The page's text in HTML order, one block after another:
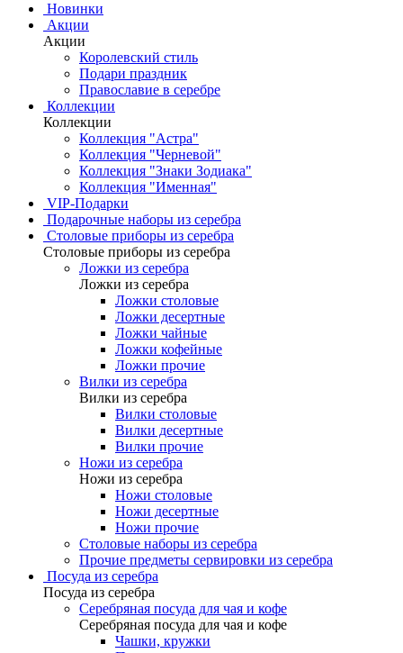
Новинки
Акции
Акции
Королевский стиль
Подари праздник
Православие в серебре
Коллекции
Коллекции
Коллекция "Астра"
Коллекция "Черневой"
Коллекция "Знаки Зодиака"
Коллекция "Именная"
VIP-Подарки
Подарочные наборы из серебра
Столовые приборы из серебра
Столовые приборы из серебра
Ложки из серебра
Ложки из серебра
Ложки столовые
Ложки десертные
Ложки чайные
Ложки кофейные
Ложки прочие
Вилки из серебра
Вилки из серебра
Вилки столовые
Вилки десертные
Вилки прочие
Ножи из серебра
Ножи из серебра
Ножи столовые
Ножи десертные
Ножи прочие
Столовые наборы из серебра
Прочие предметы сервировки из серебра
Посуда из серебра
Посуда из серебра
Серебряная посуда для чая и кофе
Серебряная посуда для чая и кофе
Чашки, кружки